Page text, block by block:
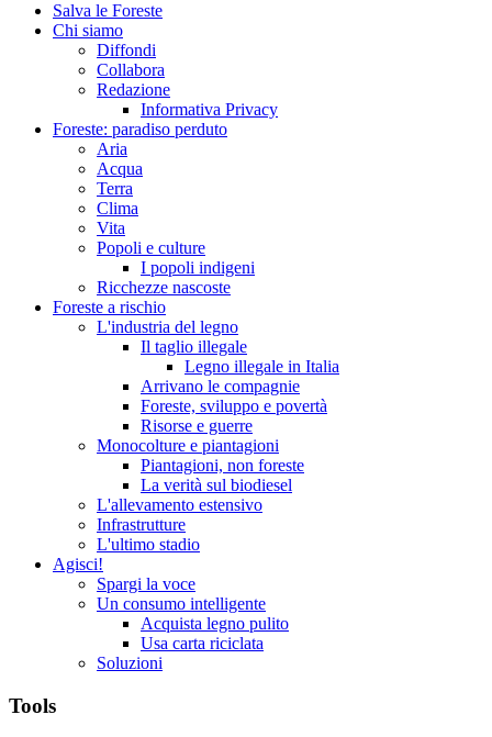
Salva le Foreste
Chi siamo
Diffondi
Collabora
Redazione
Informativa Privacy
Foreste: paradiso perduto
Aria
Acqua
Terra
Clima
Vita
Popoli e culture
I popoli indigeni
Ricchezze nascoste
Foreste a rischio
L'industria del legno
Il taglio illegale
Legno illegale in Italia
Arrivano le compagnie
Foreste, sviluppo e povertà
Risorse e guerre
Monocolture e piantagioni
Piantagioni, non foreste
La verità sul biodiesel
L'allevamento estensivo
Infrastrutture
L'ultimo stadio
Agisci!
Spargi la voce
Un consumo intelligente
Acquista legno pulito
Usa carta riciclata
Soluzioni
Tools